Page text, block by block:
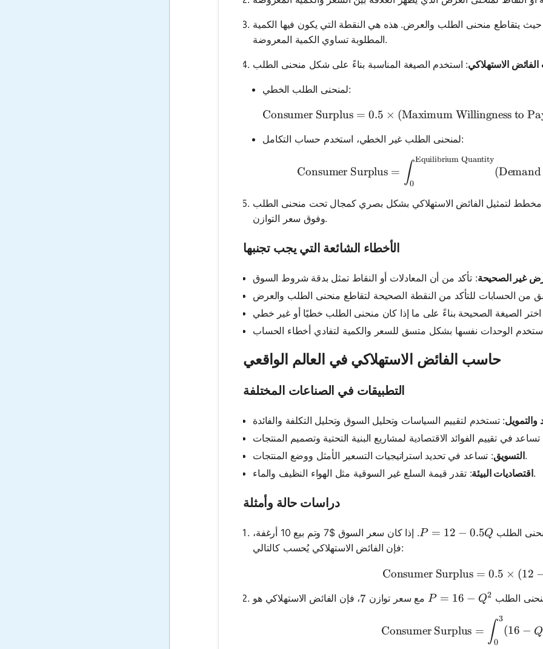
يتقاطع منحنى الطلب والعرض. هذه هي النقطة التي يكون فيها الكمية
المطلوبة تساوي الكمية المعروضة.
الاستهلاكي
لمنحنى الطلب الخطي:
Consumer Surplus = 0.5 × (Maximum Willingness to
لمنحنى الطلب غير الخطي، استخدم حساب التكامل:
Consumer Surplus = ∫0
Equilibrium Quantity
(
لتمثيل الفائض الاستهلاكي بشكل بصري كمجال تحت منحنى الطلب
وفوق سعر التوازن.
الأخطاء الشائعة التي يجب تجنبها
غير الصحيحة
حاسب الفائض الاستهلاكي في العالم الواقعي
التطبيقات في الصناعات المختلفة
والتمويل
التسويق: تساعد في تحديد استراتيجيات التسعير الأمثل ووضع المنتجات.
اقتصاديات البيئة: تقدر قيمة السلع غير السوقية مثل الهواء النظيف والماء.
دراسات حالة وأمثلة
الطلب P = 12 - 0.5Q
P = 12 − 0.5Q
. إذا كان سعر السوق $7 وتم بيع 10 أرغفة،
فإن الفائض الاستهلاكي يُحسب كالتالي:
Consumer Surplus = 0.5 × (12
الطلب P = 16 - Q^2
P = 16 − Q2 مع سعر توازن 7
7
Consumer Surplus = ∫0
3
(16 − Q